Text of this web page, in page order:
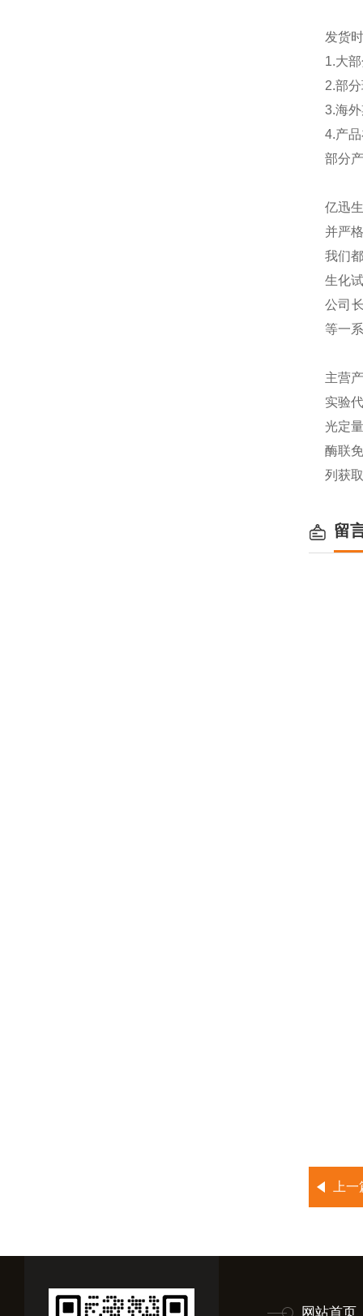
发货
1.大
2.部
3.海
4.产
部分
亿迅
并严
我们
生化
公司
等一
主营
实验
光定
酶联
列获
留
上
网站首页